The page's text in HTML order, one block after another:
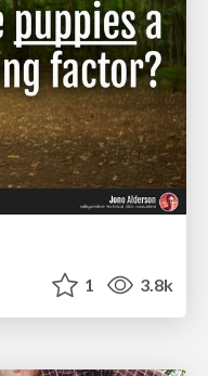
1 3.8k